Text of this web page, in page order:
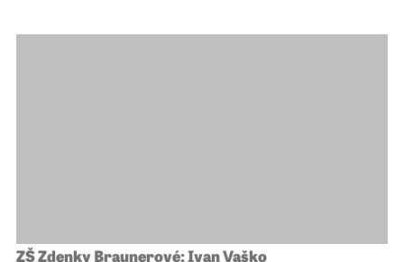
ZŠ Zdenky Braunerové: Ivan Vaško